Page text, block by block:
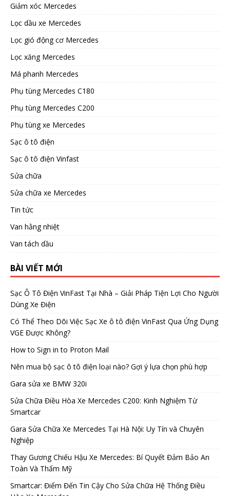
Giảm xóc Mercedes
Lọc dầu xe Mercedes
Lọc gió động cơ Mercedes
Lọc xăng Mercedes
Má phanh Mercedes
Phụ tùng Mercedes C180
Phụ tùng Mercedes C200
Phụ tùng xe Mercedes
Sạc ô tô điện
Sạc ô tô điện Vinfast
Sửa chữa
Sửa chữa xe Mercedes
Tin tức
Van hằng nhiệt
Van tách dầu
BÀI VIẾT MỚI
Sạc Ô Tô Điện VinFast Tại Nhà – Giải Pháp Tiện Lợi Cho Người
Dùng Xe Điện
Có Thể Theo Dõi Việc Sạc Xe ô tô điện VinFast Qua Ứng Dụng
VGE Được Không?
How to Sign in to Proton Mail
Nên mua bộ sạc ô tô điện loại nào? Gợi ý lựa chọn phù hợp
Gara sửa xe BMW 320i
Sửa Chữa Điều Hòa Xe Mercedes C200: Kinh Nghiệm Từ
Smartcar
Gara Sửa Chữa Xe Mercedes Tại Hà Nội: Uy Tín và Chuyên
Nghiệp
Thay Gương Chiếu Hậu Xe Mercedes: Bí Quyết Đảm Bảo An
Toàn Và Thẩm Mỹ
Smartcar: Điểm Đến Tin Cậy Cho Sửa Chữa Hệ Thống Điều